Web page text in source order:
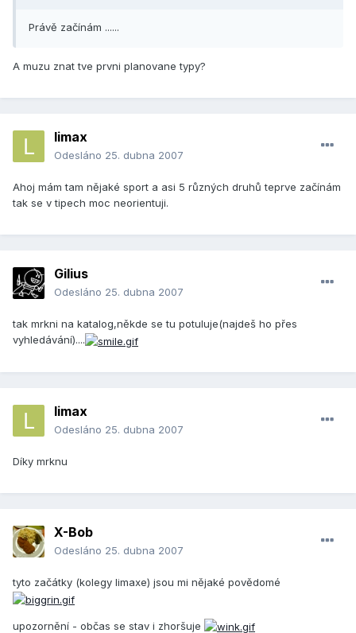
Právě začínám ......
A muzu znat tve prvni planovane typy?
limax
Odesláno 25. dubna 2007
Ahoj mám tam nějaké sport a asi 5 různých druhů teprve začínám
tak se v tipech moc neorientuji.
Gilius
Odesláno 25. dubna 2007
tak mrkni na katalog,někde se tu potuluje(najdeš ho přes
vyhledávání)....
limax
Odesláno 25. dubna 2007
Díky mrknu
X-Bob
Odesláno 25. dubna 2007
tyto začátky (kolegy limaxe) jsou mi nějaké povědomé
upozornění - občas se stav i zhoršuje